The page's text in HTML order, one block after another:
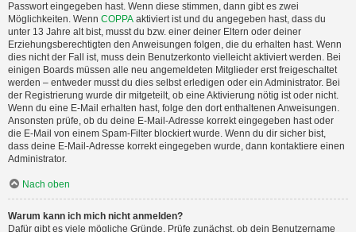
Passwort eingegeben hast. Wenn diese stimmen, dann gibt es zwei
Möglichkeiten. Wenn COPPA aktiviert ist und du angegeben hast, dass du
unter 13 Jahre alt bist, musst du bzw. einer deiner Eltern oder deiner
Erziehungsberechtigten den Anweisungen folgen, die du erhalten hast. Wenn
dies nicht der Fall ist, muss dein Benutzerkonto vielleicht aktiviert werden. Bei
einigen Boards müssen alle neu angemeldeten Mitglieder erst freigeschaltet
werden – entweder musst du dies selbst erledigen oder ein Administrator. Bei
der Registrierung wurde dir mitgeteilt, ob eine Aktivierung nötig ist oder nicht.
Wenn du eine E-Mail erhalten hast, folge den dort enthaltenen Anweisungen.
Ansonsten prüfe, ob du deine E-Mail-Adresse korrekt eingegeben hast oder
die E-Mail von einem Spam-Filter blockiert wurde. Wenn du dir sicher bist,
dass deine E-Mail-Adresse korrekt eingegeben wurde, dann kontaktiere einen
Administrator.
Nach oben
Warum kann ich mich nicht anmelden?
Dafür gibt es viele mögliche Gründe. Prüfe zunächst, ob dein Benutzername